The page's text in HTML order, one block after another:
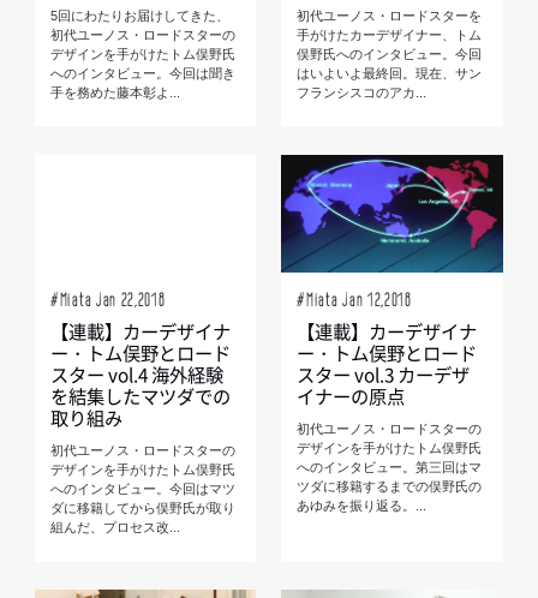
5回にわたりお届けしてきた、
初代ユーノス・ロードスターの
デザインを手がけたトム俣野氏
へのインタビュー。今回は聞き
手を務めた藤本彰よ...
初代ユーノス・ロードスターを
手がけたカーデザイナー、トム
俣野氏へのインタビュー。今回
はいよいよ最終回。現在、サン
フランシスコのアカ...
#Miata Jan 22,2018
【連載】カーデザイナ
ー・トム俣野とロード
スター vol.4 海外経験
を結集したマツダでの
取り組み
初代ユーノス・ロードスターの
デザインを手がけたトム俣野氏
へのインタビュー。今回はマツ
ダに移籍してから俣野氏が取り
組んだ、プロセス改...
#Miata Jan 12,2018
【連載】カーデザイナ
ー・トム俣野とロード
スター vol.3 カーデザ
イナーの原点
初代ユーノス・ロードスターの
デザインを手がけたトム俣野氏
へのインタビュー。第三回はマ
ツダに移籍するまでの俣野氏の
あゆみを振り返る。...